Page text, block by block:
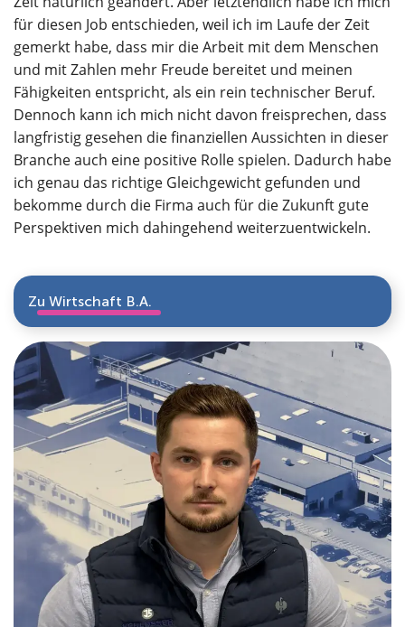
für diesen Job entschieden, weil ich im Laufe der Zeit
gemerkt habe, dass mir die Arbeit mit dem Menschen
und mit Zahlen mehr Freude bereitet und meinen
Fähigkeiten entspricht, als ein rein technischer Beruf.
Dennoch kann ich mich nicht davon freisprechen, dass
langfristig gesehen die finanziellen Aussichten in dieser
Branche auch eine positive Rolle spielen. Dadurch habe
ich genau das richtige Gleichgewicht gefunden und
bekomme durch die Firma auch für die Zukunft gute
Perspektiven mich dahingehend weiterzuentwickeln.
Zu Wirtschaft B.A.